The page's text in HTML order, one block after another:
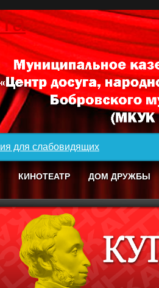
для слабовидящих
КИНОТЕАТР ДОМ ДРУЖБЫ